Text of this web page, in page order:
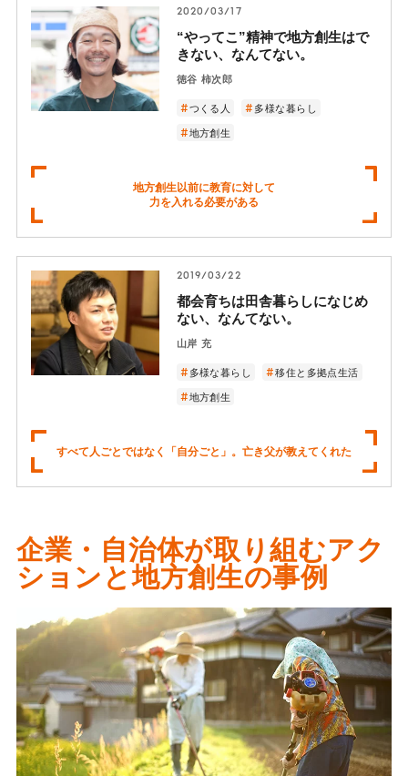
2020/03/17
“やってこ”精神で地方創生はで
きない、なんてない。
徳谷 柿次郎
つくる人 多様な暮らし
地方創生
地方創生以前に教育に対して
力を入れる必要がある
2019/03/22
都会育ちは田舎暮らしになじめ
ない、なんてない。
山岸 充
多様な暮らし 移住と多拠点生活
地方創生
すべて人ごとではなく「自分ごと」。亡き父が教えてくれた
企業・自治体が取り組むアク
ションと地方創生の事例